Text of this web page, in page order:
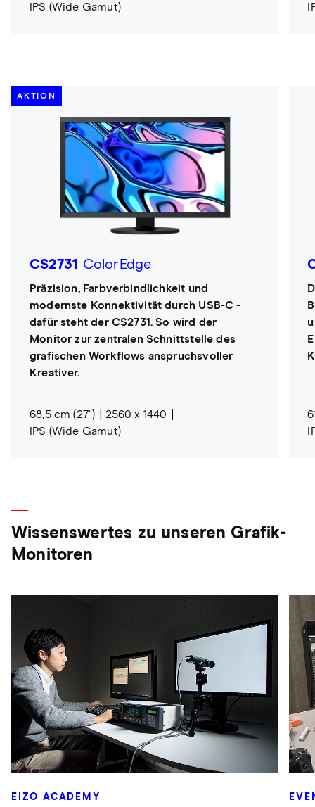
IPS (Wide Gamut)
AKTION
CS2731 ColorEdge
Präzision, Farbverbindlichkeit und
modernste Konnektivität durch USB-C -
dafür steht der CS2731. So wird der
Monitor zur zentralen Schnittstelle des
grafischen Workflows anspruchsvoller
Kreativer.
68,5 cm (27")
2560 x 1440
IPS (Wide Gamut)
Wissenswertes zu unseren Grafik-
Monitoren
EIZO ACADEMY